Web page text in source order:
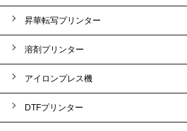
昇華転写プリンター
溶剤プリンター
アイロンプレス機
DTFプリンター